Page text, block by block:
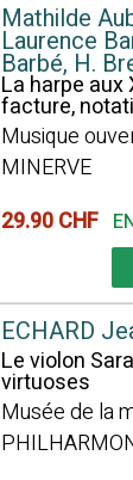
Mathilde
Laurence
Barbé, H.
La harpe aux
facture,
Musique
MINERVE
29.90 CHF
ECHARD
Le violon
virtuoses
Musée de la